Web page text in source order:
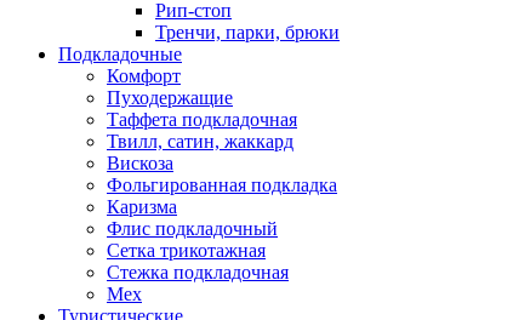
Рип-стоп
Тренчи, парки, брюки
Подкладочные
Комфорт
Пуходержащие
Таффета подкладочная
Твилл, сатин, жаккард
Вискоза
Фольгированная подкладка
Каризма
Флис подкладочный
Сетка трикотажная
Стежка подкладочная
Мех
Туристические